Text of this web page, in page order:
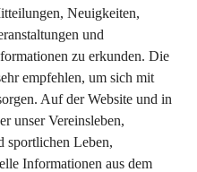
Neuigkeiten,
und
zu erkunden. Die
empfehlen, um sich mit
Auf der Website und in
unser Vereinsleben,
sportlichen Leben,
Informationen aus dem